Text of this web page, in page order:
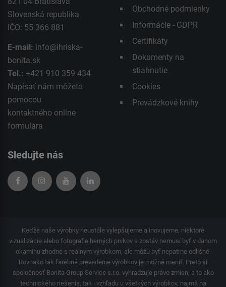
Slovenská republika
IČO: 55 366 881
E-mail: info@ihriska-
bonita.sk
Tel.: +421 910 359 434
Napísať nám môžete
pomocou
kontaktného online
formulára
Obchodné podmienky
Informácie - GDPR
Certifikáty
Dokumenty na
stiahnutie
Cookies
Prevádzkové knihy
Sledujte nás
Keďže naše výrobky neustále vylepšujeme a inovujeme, niektoré
vizualizácie alebo fotografie herných prvkov a zostáv nemusí byť v danom
okamihu zhodné s reálnym výrobkom, ale môžu byť nepatrne odlišné.
Rovnako tak farebné prevedenie výrobkov je možné meniť. Preto si
spoločnosť Bonita Group Service s.r.o. vyhradzuje právo zmien, a to ako
technického riešenia, tak i vzhľadu u všetkých výrobkov, najmä na